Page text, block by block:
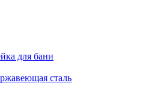
для бани
сталь